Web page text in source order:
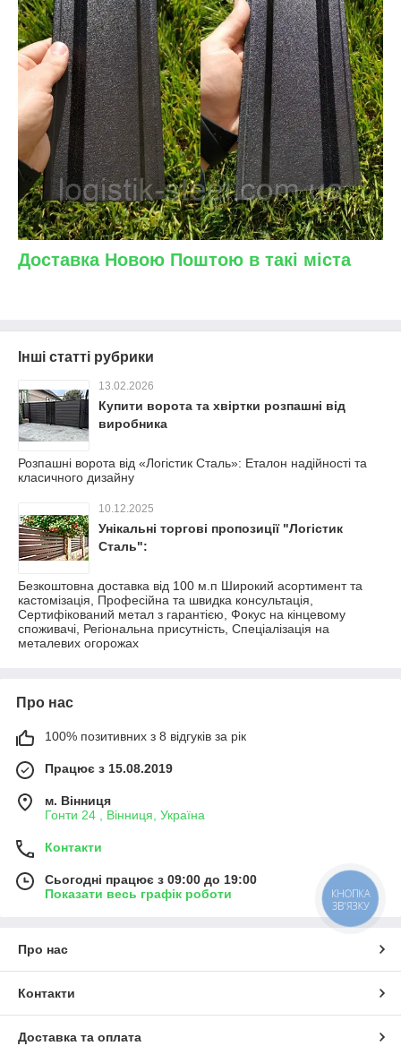
Доставка Новою Поштою в такі міста
Інші статті рубрики
13.02.2026
Купити ворота та хвіртки розпашні від
виробника
Розпашні ворота від «Логістик Сталь»: Еталон надійності та
класичного дизайну
10.12.2025
Унікальні торгові пропозиції "Логістик
Сталь":
Безкоштовна доставка від 100 м.п Широкий асортимент та
кастомізація, Професійна та швидка консультація,
Сертифікований метал з гарантією, Фокус на кінцевому
споживачі, Регіональна присутність, Спеціалізація на
металевих огорожах
Про нас
100% позитивних з 8 відгуків за рік
Працює з 15.08.2019
м. Вінниця
Гонти 24 , Вінниця, Україна
Контакти
Сьогодні працює з 09:00 до 19:00
Показати весь графік роботи
Про нас
Контакти
Доставка та оплата
КНОПКА
ЗВ'ЯЗКУ